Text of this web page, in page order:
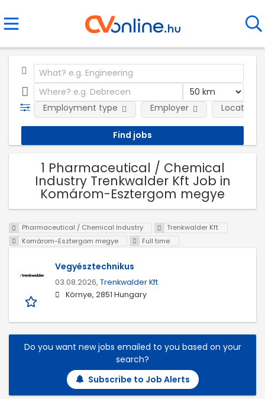
Employment type Employer Location
1 Pharmaceutical / Chemical
Industry Trenkwalder Kft Job in
Komárom-Esztergom megye
Pharmaceutical / Chemical Industry
Trenkwalder Kft
Komárom-Esztergom megye
Full time
Vegyésztechnikus
03.08.2026, Trenkwalder Kft
Környe, 2851 Hungary
Do you want new jobs emailed to you based on your
search?
Subscribe to Job Alerts